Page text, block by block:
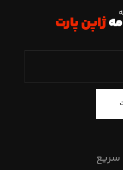
ژاپن پارت
سریع